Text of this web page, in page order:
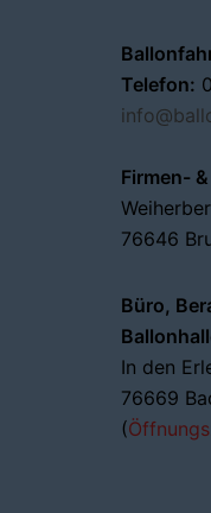
Telefon:
Firmen-
76646
Büro,
In den
76669
(